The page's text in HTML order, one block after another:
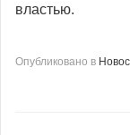
властью.
Опубликовано в